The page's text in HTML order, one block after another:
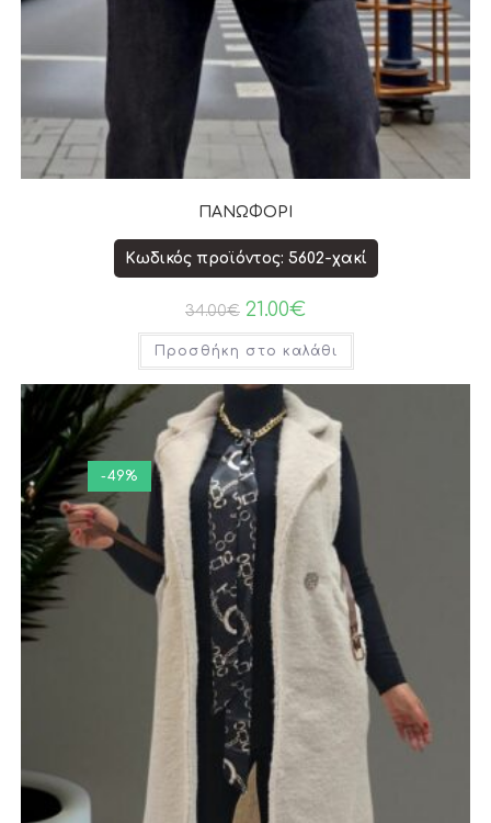
ΠΑΝΩΦΟΡΙ
Κωδικός προϊόντος: 5602-χακί
34.00€ 21.00€
Προσθήκη στο καλάθι
-49%